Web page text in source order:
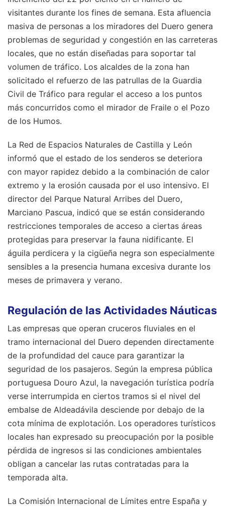
visitantes durante los fines de semana. Esta afluencia
masiva de personas a los miradores del Duero genera
problemas de seguridad y congestión en las carreteras
locales, que no están diseñadas para soportar tal
volumen de tráfico. Los alcaldes de la zona han
solicitado el refuerzo de las patrullas de la Guardia
Civil de Tráfico para regular el acceso a los puntos
más concurridos como el mirador de Fraile o el Pozo
de los Humos.
La Red de Espacios Naturales de Castilla y León
informó que el estado de los senderos se deteriora
con mayor rapidez debido a la combinación de calor
extremo y la erosión causada por el uso intensivo. El
director del Parque Natural Arribes del Duero,
Marciano Pascua, indicó que se están considerando
restricciones temporales de acceso a ciertas áreas
protegidas para preservar la fauna nidificante. El
águila perdicera y la cigüeña negra son especialmente
sensibles a la presencia humana excesiva durante los
meses de primavera y verano.
Regulación de las Actividades Náuticas
Las empresas que operan cruceros fluviales en el
tramo internacional del Duero dependen directamente
de la profundidad del cauce para garantizar la
seguridad de los pasajeros. Según la empresa pública
portuguesa Douro Azul, la navegación turística podría
verse interrumpida en ciertos tramos si el nivel del
embalse de Aldeadávila desciende por debajo de la
cota mínima de explotación. Los operadores turísticos
locales han expresado su preocupación por la posible
pérdida de ingresos si las condiciones ambientales
obligan a cancelar las rutas contratadas para la
temporada alta.
La Comisión Internacional de Límites entre España y